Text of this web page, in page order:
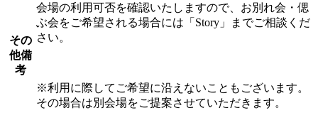
その
他備
考
会場の利用可否を確認いたしますので、お別れ会・偲
ぶ会をご希望される場合には「Story」までご相談くだ
さい。
※利用に際してご希望に沿えないこともございます。
その場合は別会場をご提案させていただきます。